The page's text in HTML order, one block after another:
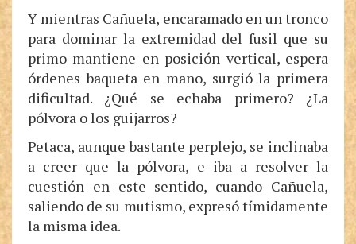
Y mientras Cañuela, encaramado en un tronco
para dominar la extremidad del fusil que su
primo mantiene en posición vertical, espera
órdenes baqueta en mano, surgió la primera
dificultad. ¿Qué se echaba primero? ¿La
pólvora o los guijarros?
Petaca, aunque bastante perplejo, se inclinaba
a creer que la pólvora, e iba a resolver la
cuestión en este sentido, cuando Cañuela,
saliendo de su mutismo, expresó tímidamente
la misma idea.